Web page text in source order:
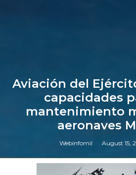
Aviación del
capacidades
mantenimiento
aeronaves
Webinfomil August 15,